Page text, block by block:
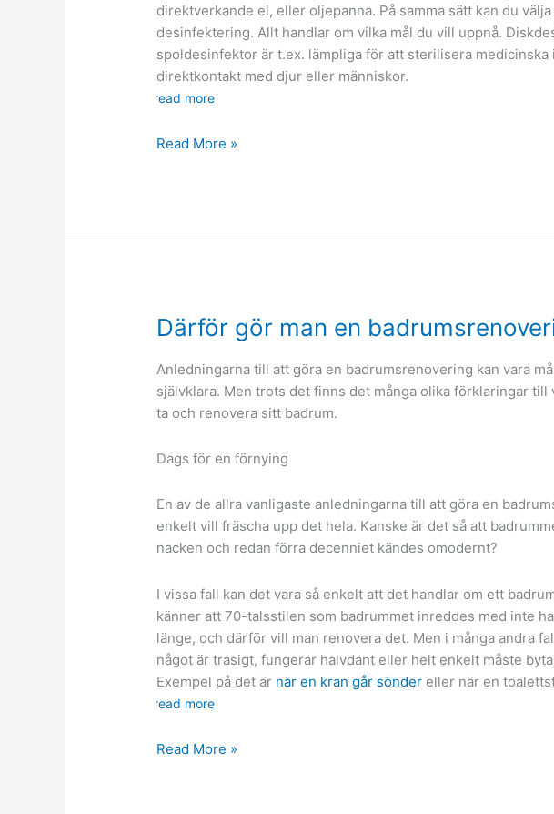
direktverkande el, eller oljepanna. På samma sätt kan du
desinfektering. Allt handlar om vilka mål du vill uppnå.
spoldesinfektor är t.ex. lämpliga för att sterilisera
direktkontakt med djur eller människor.
read more
Människans
Read More »
Därför gör man en
Anledningarna till att göra en badrumsrenovering kan vara
självklara. Men trots det finns det många olika förklaringar
ta och renovera sitt badrum.
Dags för en förnying
En av de allra vanligaste anledningarna till att göra en
enkelt vill fräscha upp det hela. Kanske är det så att
nacken och redan förra decenniet kändes omodernt?
I vissa fall kan det vara så enkelt att det handlar om ett
känner att 70-talsstilen som badrummet inreddes med inte
länge, och därför vill man renovera det. Men i många andra
något är trasigt, fungerar halvdant eller helt enkelt måste
Exempel på det är när en kran går sönder eller när en
read more
Därför
Read More »